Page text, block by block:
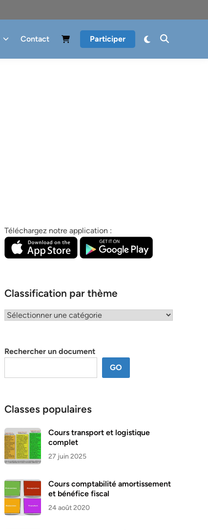
Contact Participer
Téléchargez notre application :
Classification par thème
Classification
Rechercher un document
GO
Classes populaires
Cours transport et logistique
complet
27 juin 2025
Cours comptabilité amortissement
et bénéfice fiscal
24 août 2020